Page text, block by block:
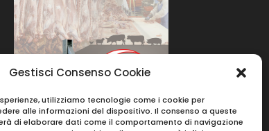
Gestisci Consenso Cookie
utilizziamo tecnologie come i cookie per
alle informazioni del dispositivo. Il consenso a queste
di elaborare dati come il comportamento di navigazione